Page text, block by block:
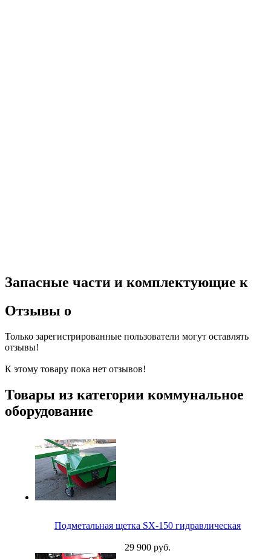
Запасные части и комплектующие к
Отзывы о
Только зарегистрированные пользователи могут оставлять
отзывы!
К этому товару пока нет отзывов!
Товары из категории коммунальное
оборудование
Подметальная щетка SX-150 гидравлическая
29 900 руб.